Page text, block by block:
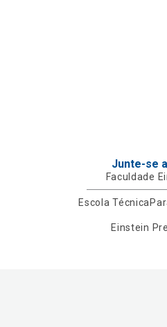
Junte-se
Faculdade
Escola Técnica
Einstein